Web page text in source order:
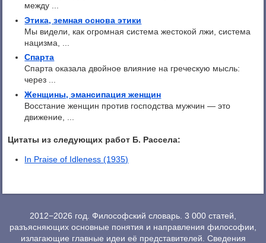
между ...
Этика, земная основа этики
Мы видели, как огромная система жестокой лжи, система
нацизма, ...
Спарта
Спарта оказала двойное влияние на греческую мысль:
через ...
Женщины, эмансипация женщин
Восстание женщин против господства мужчин — это
движение, ...
Цитаты из следующих работ Б. Рассела:
In Praise of Idleness (1935)
2012−2026 год. Философский словарь. 3 000 статей,
разъясняющих основные понятия и направления философии,
излагающие главные идеи её представителей. Сведения